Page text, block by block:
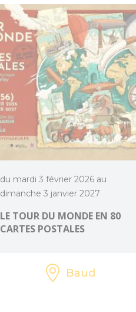
du mardi 3 février 2026 au
dimanche 3 janvier 2027
LE TOUR DU MONDE EN 80
CARTES POSTALES
Baud